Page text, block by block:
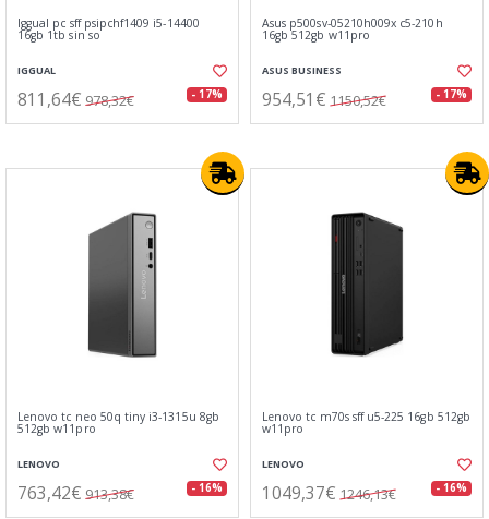
Iggual pc sff psipchf1409 i5-14400
16gb 1tb sin so
IGGUAL
811,64€ 978,32€ - 17%
Asus p500sv-05210h009x c5-210h
16gb 512gb w11pro
ASUS BUSINESS
954,51€ 1150,52€ - 17%
Lenovo tc neo 50q tiny i3-1315u 8gb
512gb w11pro
LENOVO
763,42€ 913,38€ - 16%
Lenovo tc m70s sff u5-225 16gb 512gb
w11pro
LENOVO
1049,37€ 1246,13€ - 16%